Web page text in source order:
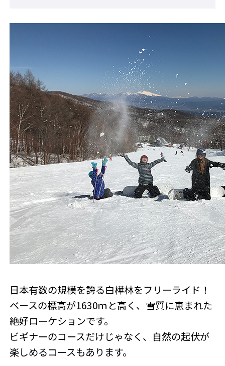
日本有数の規模を誇る白樺林をフリーライド！
ベースの標高が1630ｍと高く、雪質に恵まれた
絶好ローケションです。
ビギナーのコースだけじゃなく、自然の起伏が
楽しめるコースもあります。